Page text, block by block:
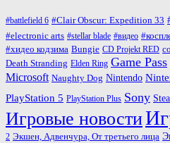
#battlefield 6 #Clair Obscur: Expedition 33
#electronic arts #stellar blade #видео
#хидео кодзима Bungie CD Projekt RED
Death Stranding Elden Ring Game Pass
Microsoft Naughty Dog Nintendo
PlayStation 5 PlayStation Plus Sony
Игровые новости
2 Экшен, Адвенчура, От третьего лица